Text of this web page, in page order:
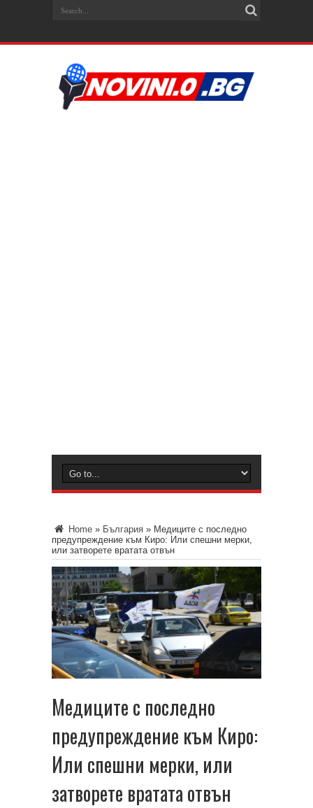
Home » България » Медиците с последно
предупреждение към Киро: Или спешни мерки,
или затворете вратата отвън
Медиците с последно
предупреждение към Киро:
Или спешни мерки, или
затворете вратата отвън